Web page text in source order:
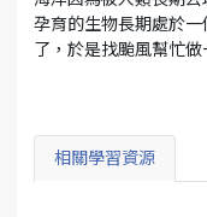
孕育的生物長期處於
了，於是找颱風幫忙做
相關學習資源